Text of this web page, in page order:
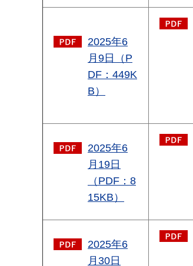
2025年6
月9日（P
DF：449K
B）
2025年6
月19日
（PDF：8
15KB）
2025年6
月30日